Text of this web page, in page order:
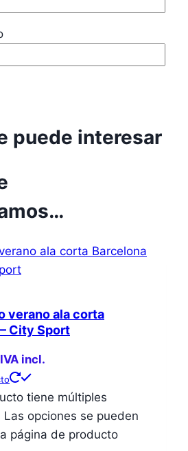
puede interesar
verano ala corta
City Sport
IVA incl.
tiene múltiples
Las opciones se pueden
página de producto